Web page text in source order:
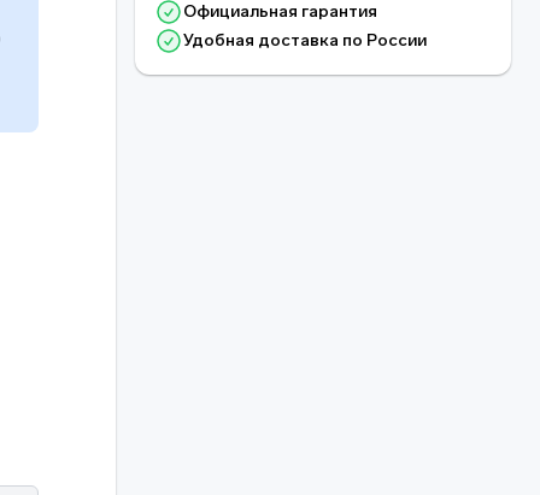
Официальная гарантия
Удобная доставка по России